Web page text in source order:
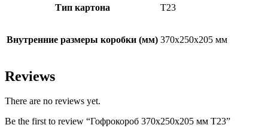
Тип картона Т23
Внутренние размеры коробки (мм) 370х250х205 мм
Reviews
There are no reviews yet.
Be the first to review “Гофрокороб 370х250х205 мм Т23”